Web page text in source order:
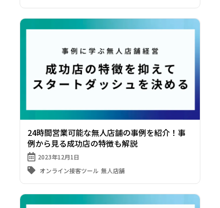
24時間営業可能な無人店舗の事例を紹介！事
例から見る成功店の特徴も解説
2023年12月1日
オンライン接客ツール 無人店舗